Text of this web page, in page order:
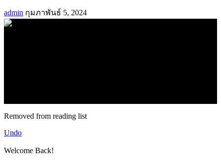
admin กุมภาพันธ์ 5, 2024
Removed from reading list
Undo
Welcome Back!